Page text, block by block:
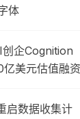
体
创企Cognition
美元估值融资
启数据收集计